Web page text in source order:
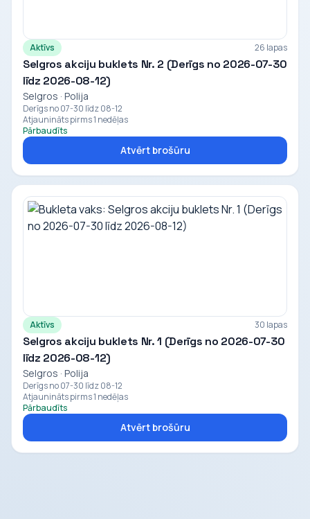
Aktīvs 26 lapas
Selgros akciju buklets Nr. 2 (Derīgs no 2026-07-30
līdz 2026-08-12)
Selgros · Polija
Derīgs no 07-30 līdz 08-12
Atjaunināts pirms 1 nedēļas
Pārbaudīts
Atvērt brošūru
Aktīvs 30 lapas
Selgros akciju buklets Nr. 1 (Derīgs no 2026-07-30
līdz 2026-08-12)
Selgros · Polija
Derīgs no 07-30 līdz 08-12
Atjaunināts pirms 1 nedēļas
Pārbaudīts
Atvērt brošūru